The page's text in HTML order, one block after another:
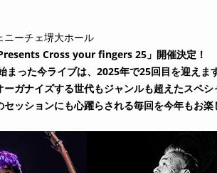
ニーチェ堺大ホール
Presents Cross your fingers 25」開催決定！
まった今ライブは、2025年で25回目を迎えま
ーガナイズする世代もジャンルも超えたスペシ
ッションにも心躍らされる毎回を今年もお楽